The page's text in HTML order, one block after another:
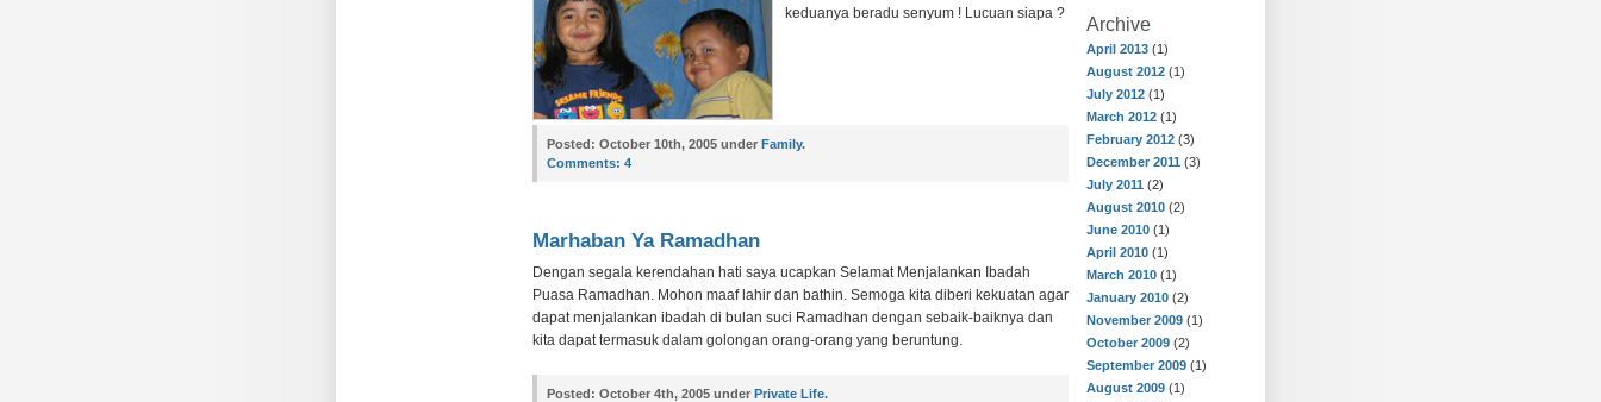
Archive
April 2013 (1)
August 2012 (1)
July 2012 (1)
March 2012 (1)
February 2012 (3)
December 2011 (3)
July 2011 (2)
August 2010 (2)
June 2010 (1)
April 2010 (1)
March 2010 (1)
January 2010 (2)
November 2009 (1)
October 2009 (2)
September 2009 (1)
August 2009 (1)
keduanya beradu senyum ! Lucuan siapa ?
Posted: October 10th, 2005 under Family.
Comments: 4
Marhaban Ya Ramadhan
Dengan segala kerendahan hati saya ucapkan Selamat Menjalankan Ibadah
Puasa Ramadhan. Mohon maaf lahir dan bathin. Semoga kita diberi kekuatan agar
dapat menjalankan ibadah di bulan suci Ramadhan dengan sebaik-baiknya dan
kita dapat termasuk dalam golongan orang-orang yang beruntung.
Posted: October 4th, 2005 under Private Life.